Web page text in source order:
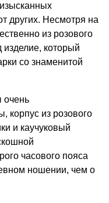
других. Несмотря на
из розового
который
со знаменитой
очень
корпус из розового
и каучуковый
часового пояса
ношении, чем о